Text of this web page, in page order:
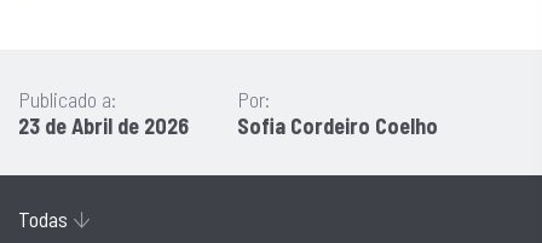
Publicado a:
23 de Abril de 2026
Por:
Sofia Cordeiro Coelho
Todas